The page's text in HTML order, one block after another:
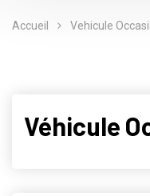
Accueil Vehicule
Véhicule